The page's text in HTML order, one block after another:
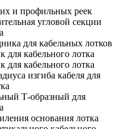
и профильных реек
угловой секции
для кабельных лотков
для кабельного лотка
для кабельного лотка
изгиба кабеля для
Т-образный для
основания лотка